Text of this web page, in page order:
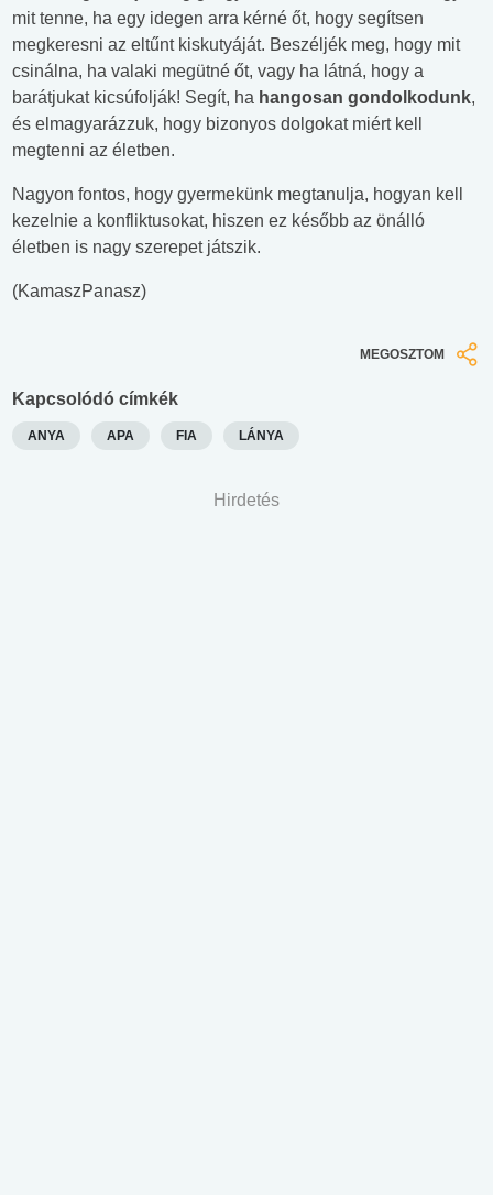
mit tenne, ha egy idegen arra kérné őt, hogy segítsen
megkeresni az eltűnt kiskutyáját. Beszéljék meg, hogy mit
csinálna, ha valaki megütné őt, vagy ha látná, hogy a
barátjukat kicsúfolják! Segít, ha hangosan gondolkodunk,
és elmagyarázzuk, hogy bizonyos dolgokat miért kell
megtenni az életben.
Nagyon fontos, hogy gyermekünk megtanulja, hogyan kell
kezelnie a konfliktusokat, hiszen ez később az önálló
életben is nagy szerepet játszik.
(KamaszPanasz)
MEGOSZTOM
Kapcsolódó címkék
ANYA APA FIA LÁNYA
Hirdetés